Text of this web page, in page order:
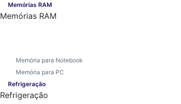
Memórias RAM
Memórias RAM
Memória para Notebook
Memória para PC
Refrigeração
Refrigeração